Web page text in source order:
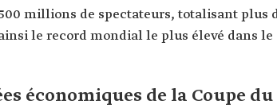
millions de spectateurs, totalisant plus
le record mondial le plus élevé dans le
économiques de la Coupe du